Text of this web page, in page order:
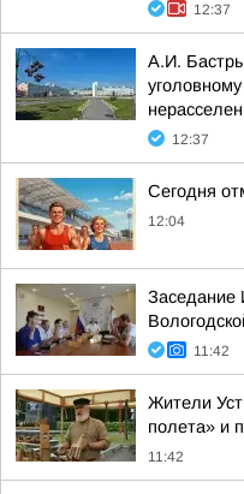
12:37
А.И.
12:37
Сегодня
12:04
Заседание
11:42
Жители
полета» и
11:42